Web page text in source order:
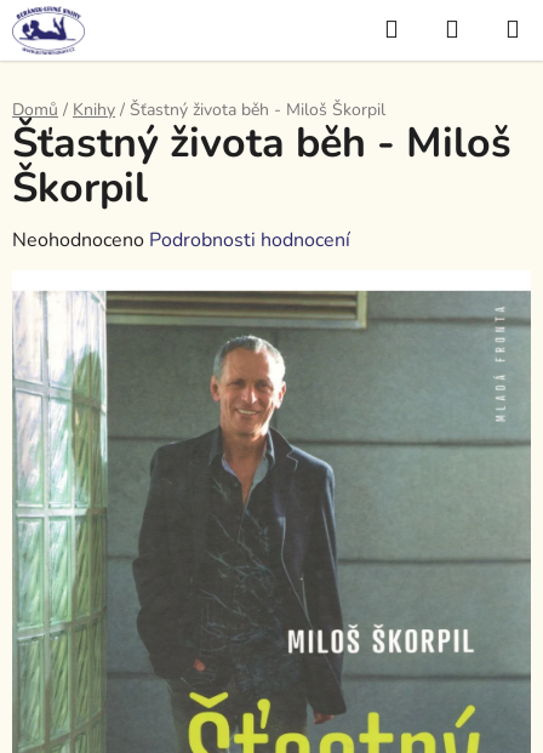
Přejít
na
obsah
Hledat
KOŠÍK
Domů / Knihy / Šťastný života běh - Miloš Škorpil
Šťastný života běh - Miloš
Škorpil
Průměrné
produktu
je
0,0
z
5
hvězdiček.
Neohodnoceno Podrobnosti hodnocení